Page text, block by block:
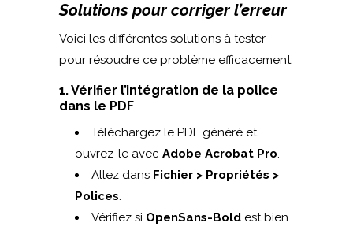
Solutions pour corriger l’erreur
Voici les différentes solutions à tester
pour résoudre ce problème efficacement.
1. Vérifier l’intégration de la police
dans le PDF
Téléchargez le PDF généré et
ouvrez-le avec Adobe Acrobat Pro.
Allez dans Fichier > Propriétés >
Polices.
Vérifiez si OpenSans-Boldest bien